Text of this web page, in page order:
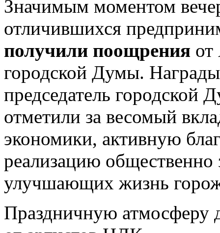
Значимым моментом
отличившихся
получили поощрения от
городской Думы.
председатель городской
отметили за весомый
экономики, активную
реализацию
улучшающих жизнь
Праздничную атмосферу